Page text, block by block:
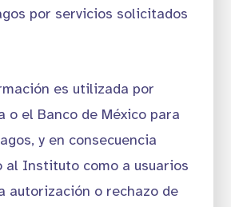
por servicios solicitados
es utilizada por
o el Banco de México para
y en consecuencia
Instituto como a usuarios
autorización o rechazo de